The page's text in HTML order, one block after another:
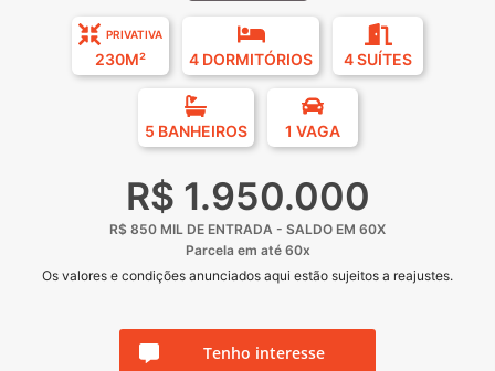
PRIVATIVA
230M² 4 DORMITÓRIOS 4 SUÍTES
5 BANHEIROS 1 VAGA
R$ 1.950.000
R$ 850 MIL DE ENTRADA - SALDO EM 60X
Parcela em até 60x
Os valores e condições anunciados aqui estão sujeitos a reajustes.
Tenho interesse